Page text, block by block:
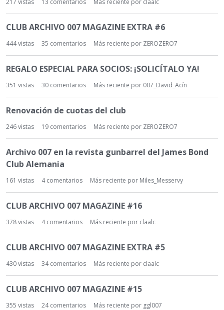
217 vistas 13 comentarios Más reciente por claalc
CLUB ARCHIVO 007 MAGAZINE EXTRA #6
444vistas 35 comentarios Más reciente por ZEROZERO7
REGALO ESPECIAL PARA SOCIOS: ¡SOLICÍTALO YA!
351 vistas 30 comentarios Más reciente por 007_David_Acín
Renovación de cuotas del club
246vistas 19 comentarios Más reciente por ZEROZERO7
Archivo 007 en la revista gunbarrel del James Bond
Club Alemania
161 vistas 4comentarios Más reciente por Miles_Messervy
CLUB ARCHIVO 007 MAGAZINE #16
378vistas 4comentarios Más reciente por claalc
CLUB ARCHIVO 007 MAGAZINE EXTRA #5
430vistas 34comentarios Más reciente por claalc
CLUB ARCHIVO 007 MAGAZINE #15
355 vistas 24comentarios Más reciente por ggl007